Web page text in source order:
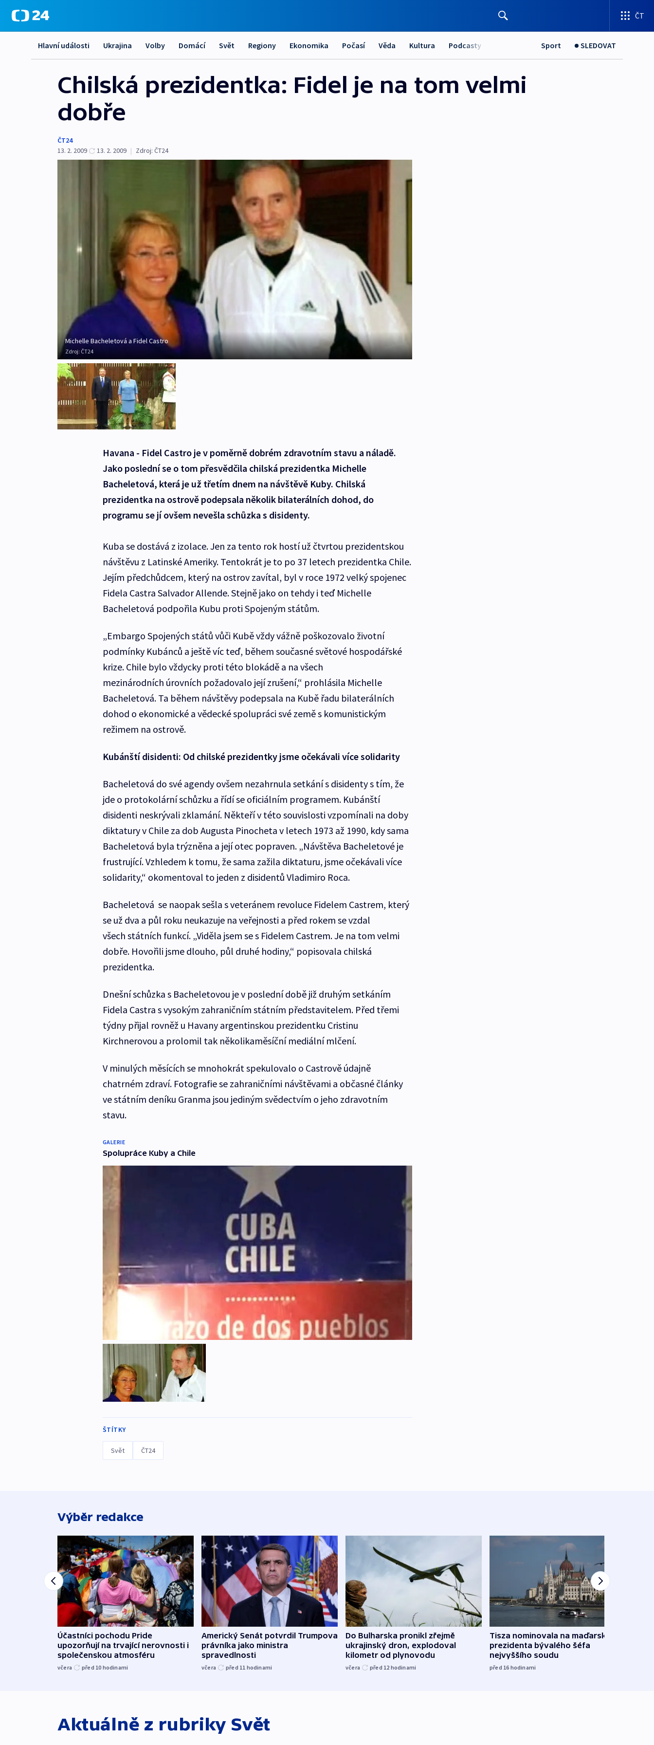
ČT
Hlavní události Ukrajina Volby Domácí Svět Regiony Ekonomika Počasí Věda Kultura Podcasty Sport SLEDOVAT
Chilská prezidentka: Fidel je na tom velmi
dobře
ČT24
13. 2. 2009
13. 2. 2009 | Zdroj: ČT24
Michelle Bacheletová a Fidel Castro
Zdroj: ČT24
Havana - Fidel Castro je v poměrně dobrém zdravotním stavu a náladě.
Jako poslední se o tom přesvědčila chilská prezidentka Michelle
Bacheletová, která je už třetím dnem na návštěvě Kuby. Chilská
prezidentka na ostrově podepsala několik bilaterálních dohod, do
programu se jí ovšem nevešla schůzka s disidenty.
Kuba se dostává z izolace. Jen za tento rok hostí už čtvrtou prezidentskou
návštěvu z Latinské Ameriky. Tentokrát je to po 37 letech prezidentka Chile.
Jejím předchůdcem, který na ostrov zavítal, byl v roce 1972 velký spojenec
Fidela Castra Salvador Allende. Stejně jako on tehdy i teď Michelle
Bacheletová podpořila Kubu proti Spojeným státům.
„Embargo Spojených států vůči Kubě vždy vážně poškozovalo životní
podmínky Kubánců a ještě víc teď, během současné světové hospodářské
krize. Chile bylo vždycky proti této blokádě a na všech
mezinárodních úrovních požadovalo její zrušení,“ prohlásila Michelle
Bacheletová. Ta během návštěvy podepsala na Kubě řadu bilaterálních
dohod o ekonomické a vědecké spolupráci své země s komunistickým
režimem na ostrově.
Kubánští disidenti: Od chilské prezidentky jsme očekávali více solidarity
Bacheletová do své agendy ovšem nezahrnula setkání s disidenty s tím, že
jde o protokolární schůzku a řídí se oficiálním programem. Kubánští
disidenti neskrývali zklamání. Někteří v této souvislosti vzpomínali na doby
diktatury v Chile za dob Augusta Pinocheta v letech 1973 až 1990, kdy sama
Bacheletová byla trýzněna a její otec popraven. „Návštěva Bacheletové je
frustrující. Vzhledem k tomu, že sama zažila diktaturu, jsme očekávali více
solidarity,“ okomentoval to jeden z disidentů Vladimiro Roca.
Bacheletová se naopak sešla s veteránem revoluce Fidelem Castrem, který
se už dva a půl roku neukazuje na veřejnosti a před rokem se vzdal
všech státních funkcí. „Viděla jsem se s Fidelem Castrem. Je na tom velmi
dobře. Hovořili jsme dlouho, půl druhé hodiny,“ popisovala chilská
prezidentka.
Dnešní schůzka s Bacheletovou je v poslední době již druhým setkáním
Fidela Castra s vysokým zahraničním státním představitelem. Před třemi
týdny přijal rovněž u Havany argentinskou prezidentku Cristinu
Kirchnerovou a prolomil tak několikaměsíční mediální mlčení.
V minulých měsících se mnohokrát spekulovalo o Castrově údajně
chatrném zdraví. Fotografie se zahraničními návštěvami a občasné články
ve státním deníku Granma jsou jediným svědectvím o jeho zdravotním
stavu.
GALERIE
Spolupráce Kuby a Chile
ŠTÍTKY
Svět ČT24
Výběr redakce
Účastníci pochodu Pride
upozorňují na trvající nerovnosti i
společenskou atmosféru
včera před 10 hodinami
Americký Senát potvrdil Trumpova
právníka jako ministra
spravedlnosti
včera před 11 hodinami
Do Bulharska pronikl zřejmě
ukrajinský dron, explodoval
kilometr od plynovodu
včera před 12 hodinami
Tisza nominovala na maďarského
prezidenta bývalého šéfa
nejvyššího soudu
před 16 hodinami
Aktuálně z rubriky Svět